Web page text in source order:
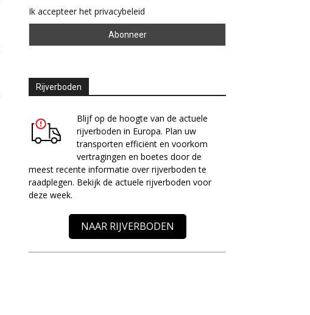
Ik accepteer het privacybeleid
Rijverboden
Blijf op de hoogte van de actuele
rijverboden in Europa. Plan uw
transporten efficiënt en voorkom
vertragingen en boetes door de
meest recente informatie over rijverboden te
raadplegen. Bekijk de actuele rijverboden voor
deze week.
NAAR RIJVERBODEN